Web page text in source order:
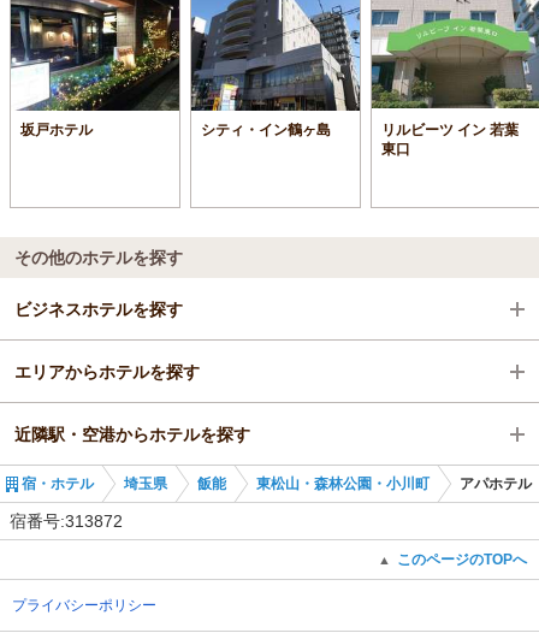
坂戸ホテル シティ・イン鶴ヶ島
リルビーツ イン 若葉
東口
その他のホテルを探す
ビジネスホテルを探す
埼玉県
飯能
東松山・森林公園・小川町
エリアからホテルを探す
埼玉県
飯能
近隣駅・空港からホテルを探す
東松山駅
宿・ホテル 埼玉県 飯能 東松山・森林公園・小川町 アパホテル
宿番号:313872
▲ このページのTOPへ
プライバシーポリシー